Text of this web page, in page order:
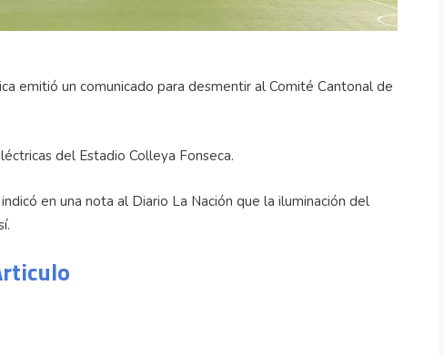
emitió un comunicado para desmentir al Comité Cantonal de
del Estadio Colleya Fonseca.
en una nota al Diario La Nación que la iluminación del